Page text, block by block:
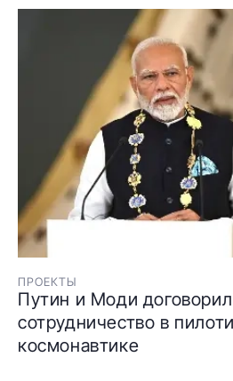
ПРОЕКТЫ
Путин и Моди
сотрудничество в
космонавтике